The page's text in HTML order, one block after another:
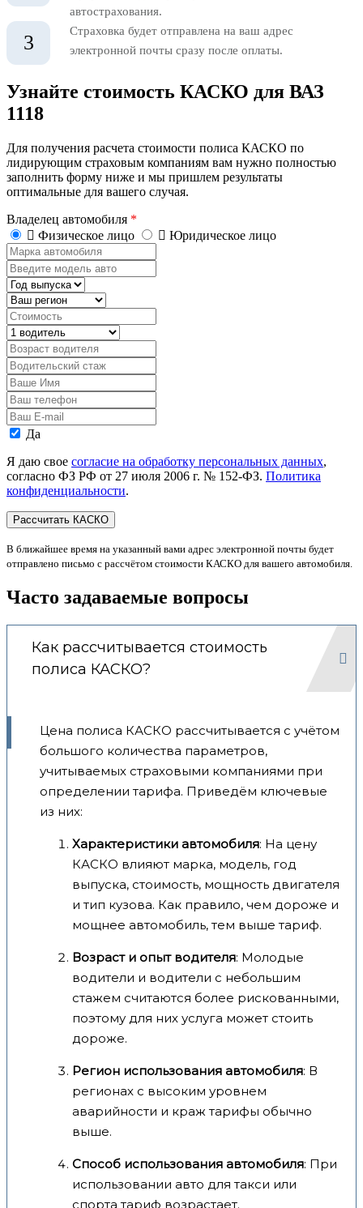
автострахования.
3
Страховка будет отправлена на ваш адрес
электронной почты сразу после оплаты.
Узнайте стоимость КАСКО для ВАЗ
1118
Для получения расчета стоимости полиса КАСКО по
лидирующим страховым компаниям вам нужно полностью
заполнить форму ниже и мы пришлем результаты
оптимальные для вашего случая.
Владелец автомобиля *
Физическое лицо
Юридическое лицо
Марка
автомобиля
Введите
модель
авто
Год
выпуска
Регион
Стоимость,
руб.
Водитель
Возраст
водителя
Водительский
стаж
Ваше
Имя
Ваш
телефон
Ваш
E-
mail
Персональные
Да
Я даю свое согласие на обработку персональных данных,
согласно ФЗ РФ от 27 июля 2006 г. № 152-ФЗ. Политика
конфиденциальности.
В ближайшее время на указанный вами адрес электронной почты будет
отправлено письмо с рассчётом стоимости КАСКО для вашего автомобиля.
Часто задаваемые вопросы
Как рассчитывается стоимость
полиса КАСКО?
Цена полиса КАСКО рассчитывается с учётом
большого количества параметров,
учитываемых страховыми компаниями при
определении тарифа. Приведём ключевые
из них:
Характеристики автомобиля: На цену
КАСКО влияют марка, модель, год
выпуска, стоимость, мощность двигателя
и тип кузова. Как правило, чем дороже и
мощнее автомобиль, тем выше тариф.
Возраст и опыт водителя: Молодые
водители и водители с небольшим
стажем считаются более рискованными,
поэтому для них услуга может стоить
дороже.
Регион использования автомобиля: В
регионах с высоким уровнем
аварийности и краж тарифы обычно
выше.
Способ использования автомобиля: При
использовании авто для такси или
спорта тариф возрастает.